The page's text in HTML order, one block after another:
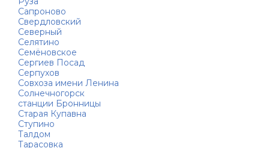
Сапроново
Свердловский
Северный
Селятино
Семёновское
Сергиев Посад
Серпухов
Совхоза имени Ленина
Солнечногорск
станции Бронницы
Старая Купавна
Ступино
Талдом
Тарасовка